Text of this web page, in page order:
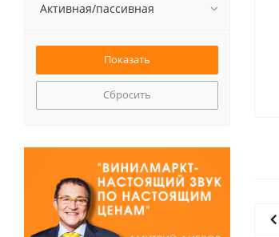
Активная/пассивная
Сбросить